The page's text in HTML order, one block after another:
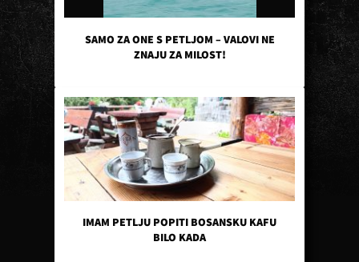
SAMO ZA ONE S PETLJOM – VALOVI NE
ZNAJU ZA MILOST!
IMAM PETLJU POPITI BOSANSKU KAFU
BILO KADA